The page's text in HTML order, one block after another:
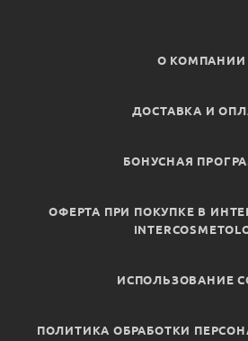
О КОМПАНИИ
ДОСТАВКА И
БОНУСНАЯ
ОФЕРТА ПРИ ПОКУПКЕ В
ИСПОЛЬЗОВАНИЕ
ПОЛИТИКА ОБРАБОТКИ